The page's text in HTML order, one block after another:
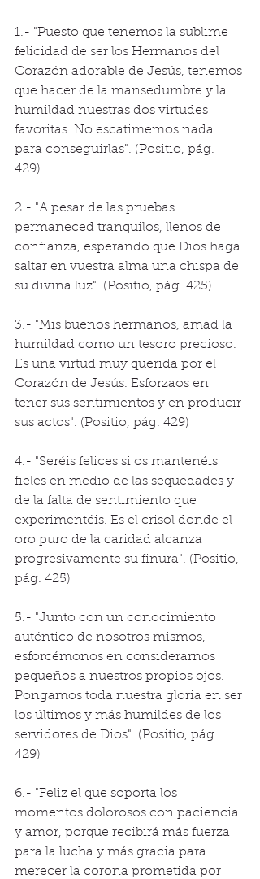
1.- "Puesto que tenemos la sublime
felicidad de ser los Hermanos del
Corazón adorable de Jesús, tenemos
que hacer de la mansedumbre y la
humildad nuestras dos virtudes
favoritas. No escatimemos nada
para conseguirlas". (Positio, pág.
429)
2.- "A pesar de las pruebas
permaneced tranquilos, llenos de
confianza, esperando que Dios haga
saltar en vuestra alma una chispa de
su divina luz". (Positio, pág. 425)
3.- "Mis buenos hermanos, amad la
humildad como un tesoro precioso.
Es una virtud muy querida por el
Corazón de Jesús. Esforzaos en
tener sus sentimientos y en producir
sus actos". (Positio, pág. 429)
4.- "Seréis felices si os mantenéis
fieles en medio de las sequedades y
de la falta de sentimiento que
experimentéis. Es el crisol donde el
oro puro de la caridad alcanza
progresivamente su finura". (Positio,
pág. 425)
5.- "Junto con un conocimiento
auténtico de nosotros mismos,
esforcémonos en considerarnos
pequeños a nuestros propios ojos.
Pongamos toda nuestra gloria en ser
los últimos y más humildes de los
servidores de Dios". (Positio, pág.
429)
6.- "Feliz el que soporta los
momentos dolorosos con paciencia
y amor, porque recibirá más fuerza
para la lucha y más gracia para
merecer la corona prometida por